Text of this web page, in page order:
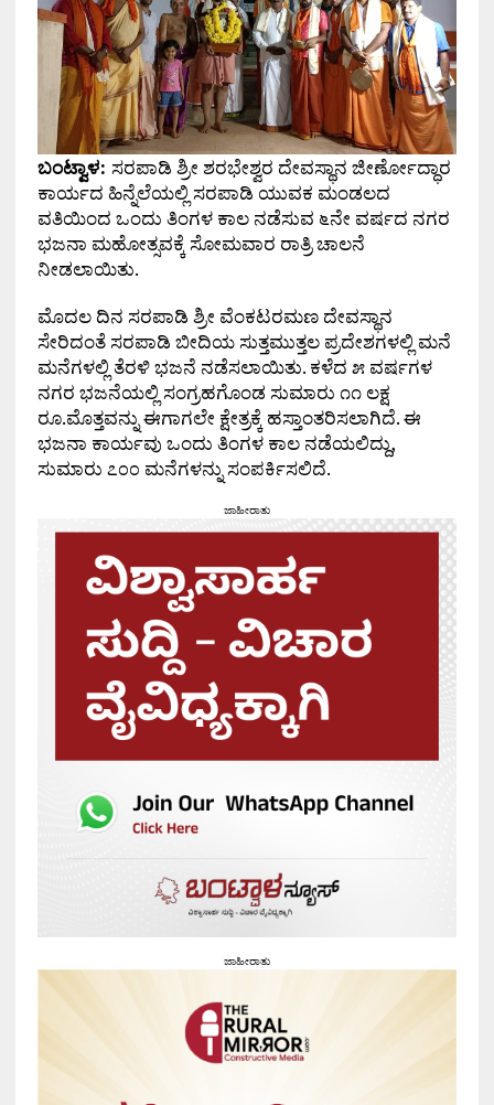
ಬಂಟ್ವಾಳ: ಸರಪಾಡಿ ಶ್ರೀ ಶರಭೇಶ್ವರ ದೇವಸ್ಥಾನ ಜೀರ್ಣೋದ್ಧಾರ
ಕಾರ್ಯದ ಹಿನ್ನೆಲೆಯಲ್ಲಿ ಸರಪಾಡಿ ಯುವಕ ಮಂಡಲದ
ವತಿಯಿಂದ ಒಂದು ತಿಂಗಳ ಕಾಲ ನಡೆಸುವ ೬ನೇ ವರ್ಷದ ನಗರ
ಭಜನಾ ಮಹೋತ್ಸವಕ್ಕೆ ಸೋಮವಾರ ರಾತ್ರಿ ಚಾಲನೆ
ನೀಡಲಾಯಿತು.
ಮೊದಲ ದಿನ ಸರಪಾಡಿ ಶ್ರೀ ವೆಂಕಟರಮಣ ದೇವಸ್ಥಾನ
ಸೇರಿದಂತೆ ಸರಪಾಡಿ ಬೀದಿಯ ಸುತ್ತಮುತ್ತಲ ಪ್ರದೇಶಗಳಲ್ಲಿ ಮನೆ
ಮನೆಗಳಲ್ಲಿ ತೆರಳಿ ಭಜನೆ ನಡೆಸಲಾಯಿತು. ಕಳೆದ ೫ ವರ್ಷಗಳ
ನಗರ ಭಜನೆಯಲ್ಲಿ ಸಂಗ್ರಹಗೊಂಡ ಸುಮಾರು ೧೧ ಲಕ್ಷ
ರೂ.ಮೊತ್ತವನ್ನು ಈಗಾಗಲೇ ಕ್ಷೇತ್ರಕ್ಕೆ ಹಸ್ತಾಂತರಿಸಲಾಗಿದೆ. ಈ
ಭಜನಾ ಕಾರ್ಯವು ಒಂದು ತಿಂಗಳ ಕಾಲ ನಡೆಯಲಿದ್ದು,
ಸುಮಾರು ೭೦೦ ಮನೆಗಳನ್ನು ಸಂಪರ್ಕಿಸಲಿದೆ.
ಜಾಹೀರಾತು
ಜಾಹೀರಾತು